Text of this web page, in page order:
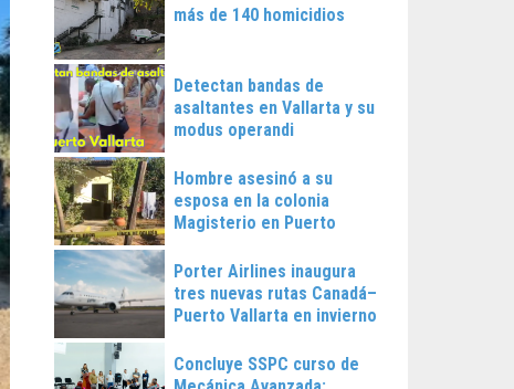
más de 140 homicidios
Detectan bandas de
asaltantes en Vallarta y su
modus operandi
Hombre asesinó a su
esposa en la colonia
Magisterio en Puerto
Porter Airlines inaugura
tres nuevas rutas Canadá–
Puerto Vallarta en invierno
Concluye SSPC curso de